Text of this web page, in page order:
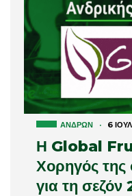
ΑΝΔΡΏΝ · 6
Η Global
Χορηγός
για τη